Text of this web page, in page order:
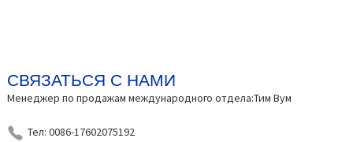
СВЯЗАТЬСЯ С НАМИ
Менеджер по продажам международного отдела:Тим Вум
Тел: 0086-17602075192